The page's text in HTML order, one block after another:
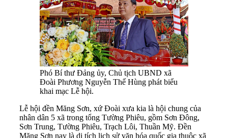
Phó Bí thư Đảng ủy, Chủ tịch UBND xã
Đoài Phương Nguyễn Thế Hùng phát biểu
khai mạc Lễ hội.
Lễ hội đền Măng Sơn, xứ Đoài xưa kia là hội chung của
nhân dân 5 xã trong tổng Tường Phiêu, gồm Sơn Đông,
Sơn Trung, Tường Phiêu, Trạch Lôi, Thuần Mỹ. Đền
Măng Sơn nay là di tích lịch sử văn hóa quốc gia thuộc xã